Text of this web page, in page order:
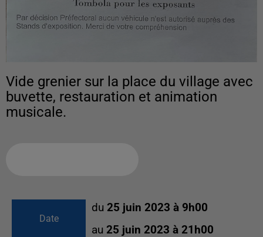
Vide grenier sur la place du village avec
buvette, restauration et animation
musicale.
Date
du 25 juin 2023 à 9h00
au 25 juin 2023 à 21h00